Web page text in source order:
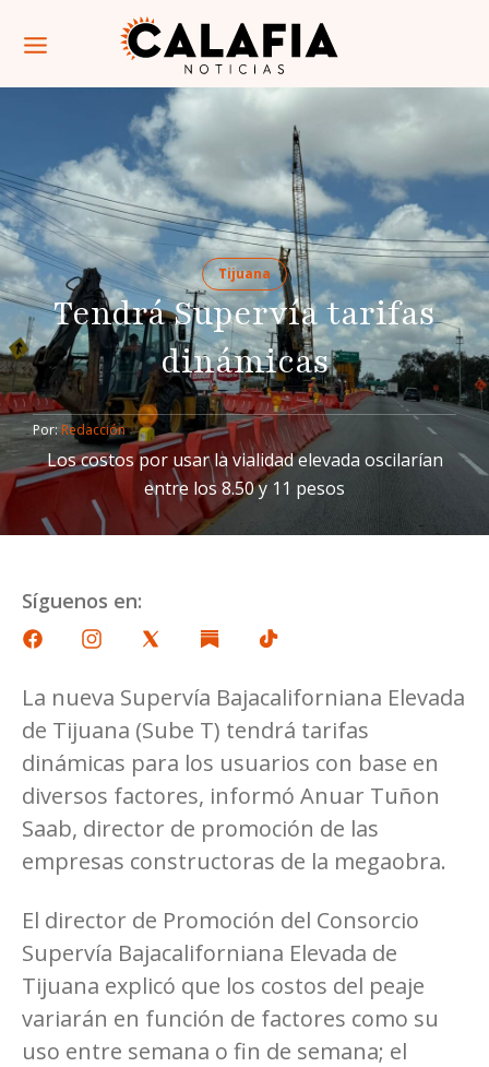
Tijuana
Tendrá Supervía tarifas
dinámicas
Por: Redacción
Los costos por usar la vialidad elevada oscilarían
entre los 8.50 y 11 pesos
Síguenos en:
La nueva Supervía Bajacaliforniana Elevada
de Tijuana (Sube T) tendrá tarifas
dinámicas para los usuarios con base en
diversos factores, informó Anuar Tuñon
Saab, director de promoción de las
empresas constructoras de la megaobra.
El director de Promoción del Consorcio
Supervía Bajacaliforniana Elevada de
Tijuana explicó que los costos del peaje
variarán en función de factores como su
uso entre semana o fin de semana; el